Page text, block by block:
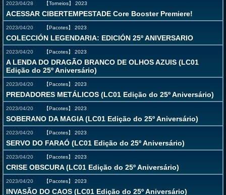
2023/04/28 【Torneios】 2023
ACESSAR CIBERTEMPESTADE Core Booster Premiere!
2023/04/20 【Pacotes】 2023
COLECCIÓN LEGENDARIA: EDICIÓN 25º ANIVERSARIO
2023/04/20 【Pacotes】 2023
A LENDA DO DRAGÃO BRANCO DE OLHOS AZUIS (LC01
Edição do 25º Aniversário)
2023/04/20 【Pacotes】 2023
PREDADORES METÁLICOS (LC01 Edição do 25º Aniversário)
2023/04/20 【Pacotes】 2023
SOBERANO DA MAGIA (LC01 Edição do 25º Aniversário)
2023/04/20 【Pacotes】 2023
SERVO DO FARAÓ (LC01 Edição do 25º Aniversário)
2023/04/20 【Pacotes】 2023
CRISE OBSCURA (LC01 Edição do 25º Aniversário)
2023/04/20 【Pacotes】 2023
INVASÃO DO CAOS (LC01 Edição do 25º Aniversário)